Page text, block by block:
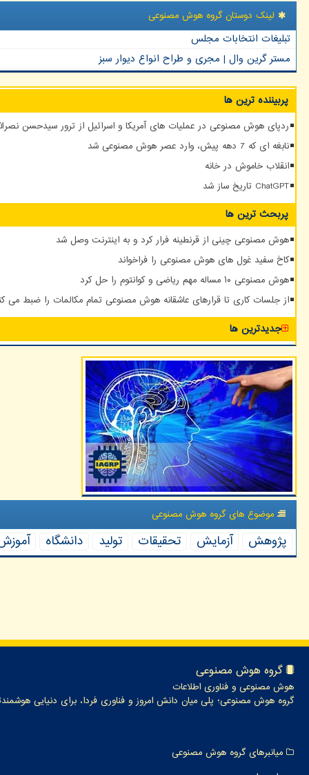
لینک دوستان گروه هوش مصنوعی
تبلیغات انتخابات مجلس
مستر گرین وال | مجری و طراح انواع دیوار سبز
پربیننده ترین ها
ردپای هوش مصنوعی در عملیات های آمریکا و اسرائیل از ترور سیدحسن
نابغه ای که 7 دهه پیش، وارد عصر هوش مصنوعی شد
انقلاب خاموش در خانه
ChatGPT تاریخ ساز شد
پربحث ترین ها
هوش مصنوعی چینی از قرنطینه فرار کرد و به اینترنت وصل شد
کاخ سفید غول های هوش مصنوعی را فراخواند
هوش مصنوعی ۱۰ مساله مهم ریاضی و کوانتوم را حل کرد
از جلسات کاری تا قرارهای عاشقانه هوش مصنوعی تمام مکالمات را ضبط می
جدیدترین ها
موضوع های گروه هوش مصنوعی
پژوهش آزمایش تحقیقات تولید دانشگاه
گروه هوش مصنوعی
هوش مصنوعی و فناوری اطلاعات
گروه هوش مصنوعی؛ پلی میان دانش امروز و فناوری فردا، برای دنیایی
میانبرهای گروه هوش مصنوعی